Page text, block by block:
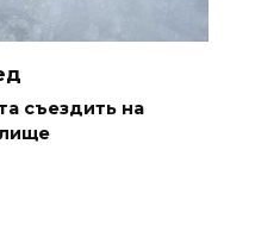
съездить на